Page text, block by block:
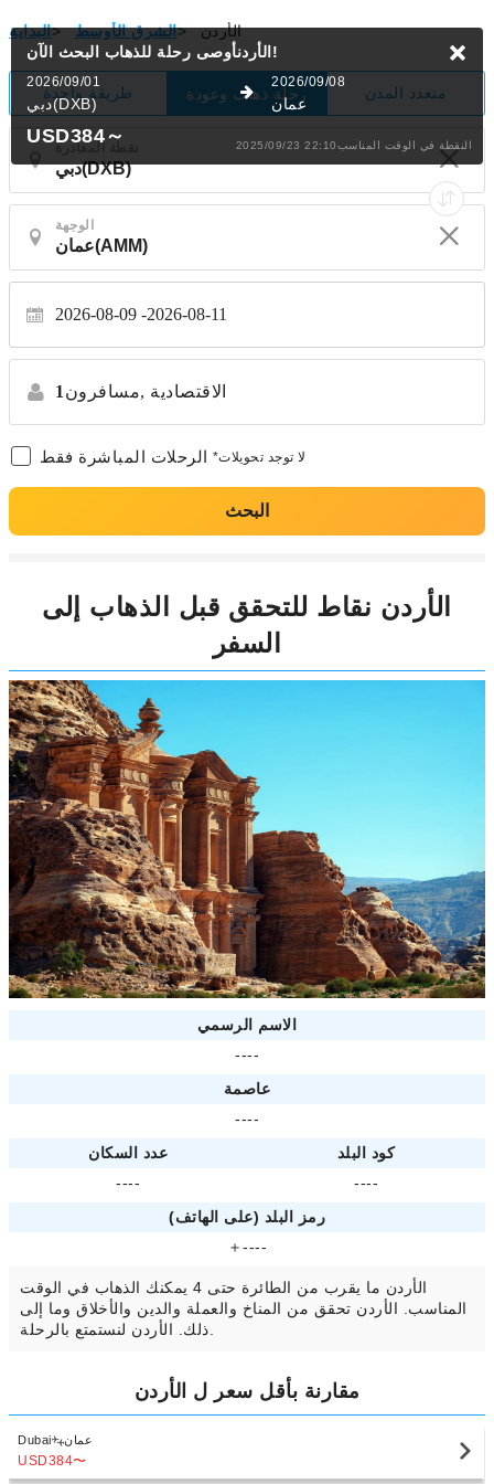
البداية> الشرق الأوسط> الأردن
طريقة واحدة رحلة ذهاب وعودة متعدد المدن
الوجهة
2026-08-09 2026-08-11
1 مسافرون, الاقتصادية
الرحلات المباشرة فقط *لا توجد تحويلات
البحث
الأردنأوصى رحلة للذهاب البحث الآن!
2026/09/01
دبي(DXB)
2026/09/08
عمان
USD384～ 2025/09/23 22:10النقطة في الوقت المناسب
الأردن نقاط للتحقق قبل الذهاب إلى
السفر
الاسم الرسمي
----
عاصمة
----
عدد السكان
كود البلد
----
----
رمز البلد (على الهاتف)
＋----
الأردن ما يقرب من الطائرة حتى 4 يمكنك الذهاب في الوقت
المناسب. الأردن تحقق من المناخ والعملة والدين والأخلاق وما إلى
ذلك. الأردن لنستمتع بالرحلة.
مقارنة بأقل سعر ل الأردن
Dubai عمان
USD384〜